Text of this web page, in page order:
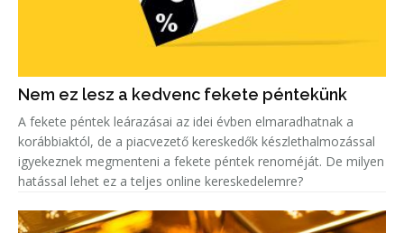
Nem ez lesz a kedvenc fekete péntekünk
A fekete péntek leárazásai az idei évben elmaradhatnak a
korábbiaktól, de a piacvezető kereskedők készlethalmozással
igyekeznek megmenteni a fekete péntek renoméját. De milyen
hatással lehet ez a teljes online kereskedelemre?